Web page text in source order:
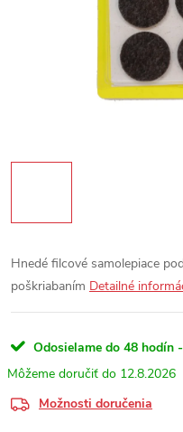
Hnedé filcové samolepiace
poškriabaním Detailné
Odosielame do 48 hodín
12.8.2026
Možnosti doručenia